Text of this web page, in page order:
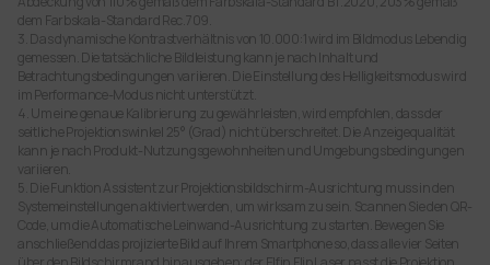
Objektiv
Hochtransmissives beschichtetes Objektiv
Augenschutz
Ja
dem Farbskala-Standard Rec.709.
3. Das dynamische Kontrastverhältnis von 10.000:1 wird im Bildmodus Lebendig
gemessen. Die tatsächliche Bildleistung kann je nach Inhalt und
Betrachtungsbedingungen variieren. Die Einstellung des Helligkeitsmodus wird
im Performance-Modus nicht unterstützt.
4. Um eine genaue Kalibrierung zu gewährleisten, wird empfohlen, dass der
seitliche Projektionswinkel 25° (Grad) nicht überschreitet. Die Anzeigequalität
kann je nach Produkt-Nutzungsgewohnheiten und Umgebungsbedingungen
variieren.
5. Die Funktion Assistent zur Projektionsbildschirm-Ausrichtung muss in den
Systemeinstellungen aktiviert werden, um wirksam zu sein. Scannen Sie den QR-
Code, um die Automatische Leinwand-Ausrichtung zu starten. Bewegen Sie
anschließend das projizierte Bild auf Ihrem Smartphone so, dass alle vier Seiten